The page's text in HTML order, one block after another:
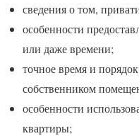
сведения о том,
особенности
или даже времени;
точное время и
собственником
особенности
квартиры;